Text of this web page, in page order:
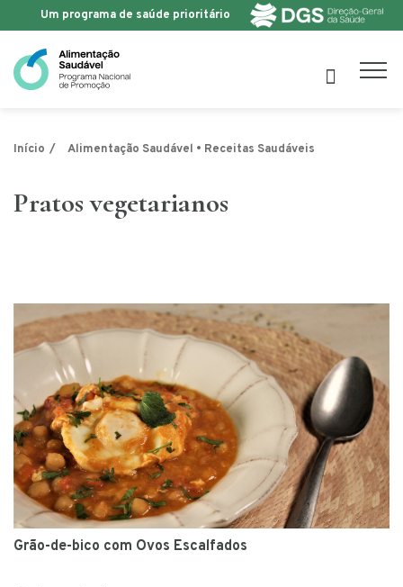
Saltar para o conteúdo
Um programa de saúde prioritário
Início Alimentação Saudável • Receitas Saudáveis
Pratos vegetarianos
Grão-de-bico com Ovos Escalfados